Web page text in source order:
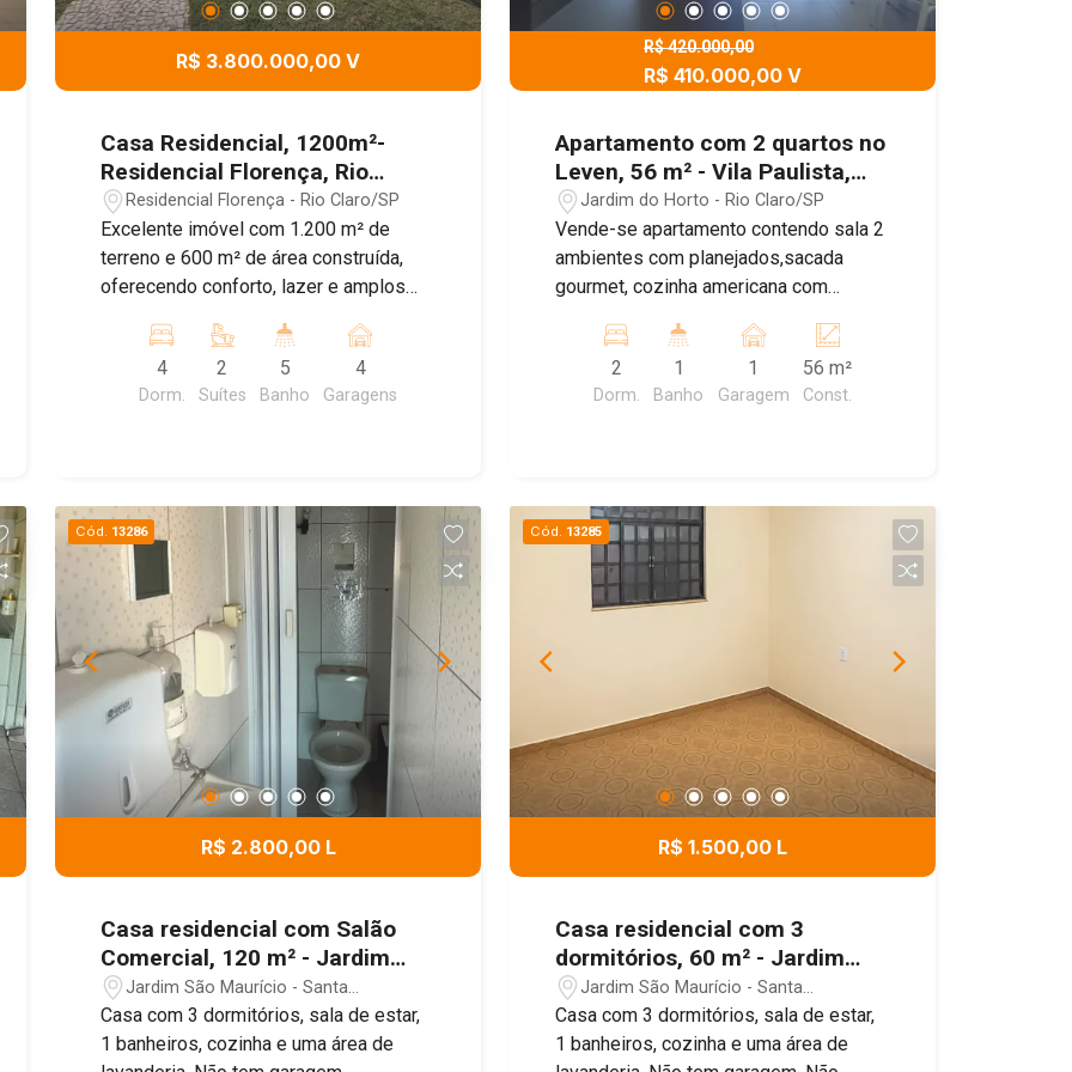
R$ 3.800.000,00 V
Casa Residencial, 1200m²-
Residencial Florença, Rio
Claro/SP
Residencial Florença - Rio Claro/SP
Excelente imóvel com 1.200 m² de
terreno e 600 m² de área construída,
oferecendo conforto, lazer e amplos
de estar, sala de jantar, cozinha, 4
dormitórios, sendo 2 suítes com closet,
3 banheiros e 2 lavabos. Além disso,
área externa, dispõe de piscina, espaço
gourmet com churrasqueira e fogão a
lenha, além de uma aconchegante área
de lazer fechada com sofás, lavabo e
despensa. Uma excelente opção para
quem busca qualidade de vida e
momentos inesquecíveis com a família
e os amigos.
4
Dorm.
2
Suítes
5
Banho
4
Garagens
R$ 420.000,00
R$ 410.000,00 V
Apartamento com 2 quartos no
Leven, 56 m² - Vila Paulista,
Rio Claro/SP
Jardim do Horto - Rio Claro/SP
Vende-se apartamento contendo sala 2
ambientes com planejados,sacada
gourmet, cozinha americana com
1 banheiro social
2
Dorm.
1
Banho
1
Garagem
56 m²
Const.
Cód. 13286
R$ 2.800,00 L
Casa residencial com Salão
Comercial, 120 m² - Jardim
Luciana, Santa Gertrudes/SP
Jardim São Maurício - Santa
Gertrudes/SP
Casa com 3 dormitórios, sala de estar,
1 banheiros, cozinha e uma área de
Cód. 13285
R$ 1.500,00 L
Casa residencial com 3
dormitórios, 60 m² - Jardim
Luciana, Santa Gertrudes/SP
Jardim São Maurício - Santa
Gertrudes/SP
Casa com 3 dormitórios, sala de estar,
1 banheiros, cozinha e uma área de